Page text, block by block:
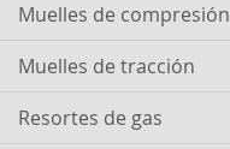
Muelles de compresión
Muelles de tracción
Resortes de gas